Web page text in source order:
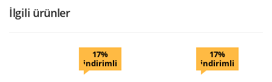
İlgili ürünler
17%
indirimli
17%
indirimli